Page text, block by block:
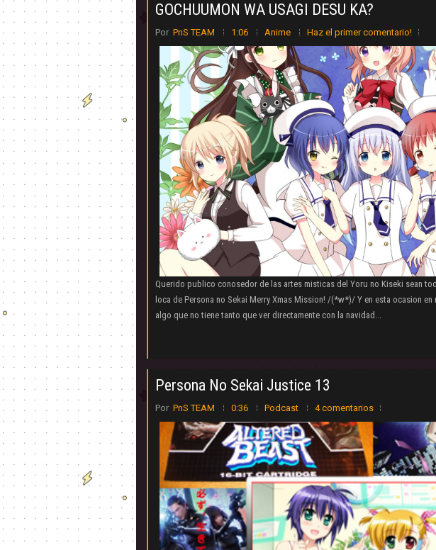
GOCHUUMON WA USAGI DESU KA?
Por PnS TEAM 1:06 Anime Haz el primer comentario!
Querido publico conosedor de las artes misticas del Yoru no Kiseki sean
loca de Persona no Sekai Merry Xmas Mission! /(*w*)/ Y en esta ocasion
algo que no tiene tanto que ver directamente con la navidad...
Persona No Sekai Justice 13
Por PnS TEAM 0:36 Podcast 4 comentarios